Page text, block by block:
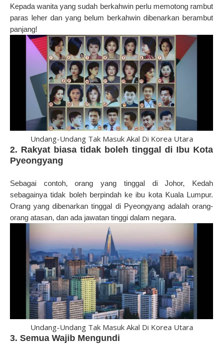
Kepada wanita yang sudah berkahwin perlu memotong rambut
paras leher dan yang belum berkahwin dibenarkan berambut
panjang!
Undang-Undang Tak Masuk Akal Di Korea Utara
2. Rakyat biasa tidak boleh tinggal di Ibu Kota
Pyeongyang
Sebagai contoh, orang yang tinggal di Johor, Kedah
sebagainya tidak boleh berpindah ke ibu kota Kuala Lumpur.
Orang yang dibenarkan tinggal di Pyeongyang adalah orang-
orang atasan, dan ada jawatan tinggi dalam negara.
Undang-Undang Tak Masuk Akal Di Korea Utara
3. Semua Wajib Mengundi